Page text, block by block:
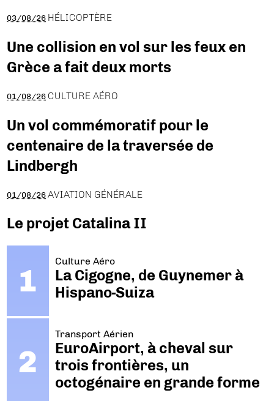
03/08/26 HÉLICOPTÈRE
Une collision en vol sur les feux en
Grèce a fait deux morts
01/08/26 CULTURE AÉRO
Un vol commémoratif pour le
centenaire de la traversée de
Lindbergh
01/08/26 AVIATION GÉNÉRALE
Le projet Catalina II
Culture Aéro
La Cigogne, de Guynemer à
Hispano-Suiza
Transport Aérien
EuroAirport, à cheval sur
trois frontières, un
octogénaire en grande forme